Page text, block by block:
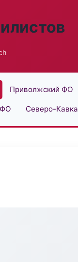
Приволжский ФО
Северо-